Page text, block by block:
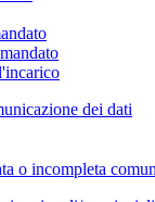
dei dati
o incompleta